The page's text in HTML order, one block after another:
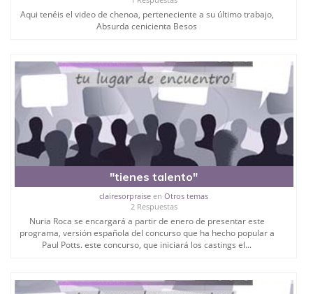
Aqui tenéis el video de chenoa, perteneciente a su último trabajo,
Absurda cenicienta Besos
"tienes talento"
clairesorpraise enOtros temas
2 Respuestas
Nuria Roca se encargará a partir de enero de presentar este
programa, versión española del concurso que ha hecho popular a
Paul Potts. este concurso, que iniciará los castings el...